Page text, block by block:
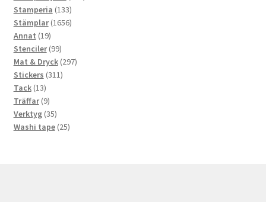
Stamperia 133133
produkter
Stämplar 16561656
Annat 1919
produkter
Stenciler 9999
produkter
Mat & Dryck 297297
Stickers 311311
Tack 1313
produkter
Träffar 99
produkter
Verktyg 3535
produkter
Washi tape 2525